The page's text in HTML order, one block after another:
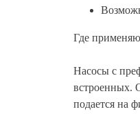
Где
Насосы с
встроенных.
подается на